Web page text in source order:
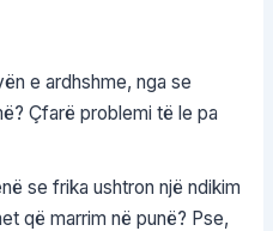
e ardhshme, nga se
Çfarë problemi të le pa
se frika ushtron një ndikim
që marrim në punë? Pse,